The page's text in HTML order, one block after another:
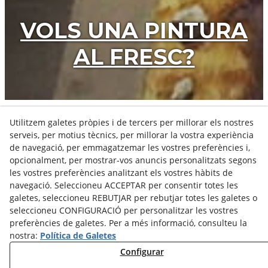
VOLS UNA PINTURA
AL FRESC?
PROJECTES
VEURE TOTS ELS TREBALLS
Utilitzem galetes pròpies i de tercers per millorar els nostres
serveis, per motius tècnics, per millorar la vostra experiència
de navegació, per emmagatzemar les vostres preferències i,
opcionalment, per mostrar-vos anuncis personalitzats segons
les vostres preferències analitzant els vostres hàbits de
navegació. Seleccioneu ACCEPTAR per consentir totes les
galetes, seleccioneu REBUTJAR per rebutjar totes les galetes o
seleccioneu CONFIGURACIÓ per personalitzar les vostres
preferències de galetes. Per a més informació, consulteu la
nostra: Política de Galetes
Configurar